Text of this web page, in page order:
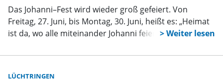
Das Johanni–Fest wird wieder groß gefeiert. Von
Freitag, 27. Juni, bis Montag, 30. Juni, heißt es: „Heimat
ist da, wo alle miteinander Johanni feiern”.
LÜCHTRINGEN